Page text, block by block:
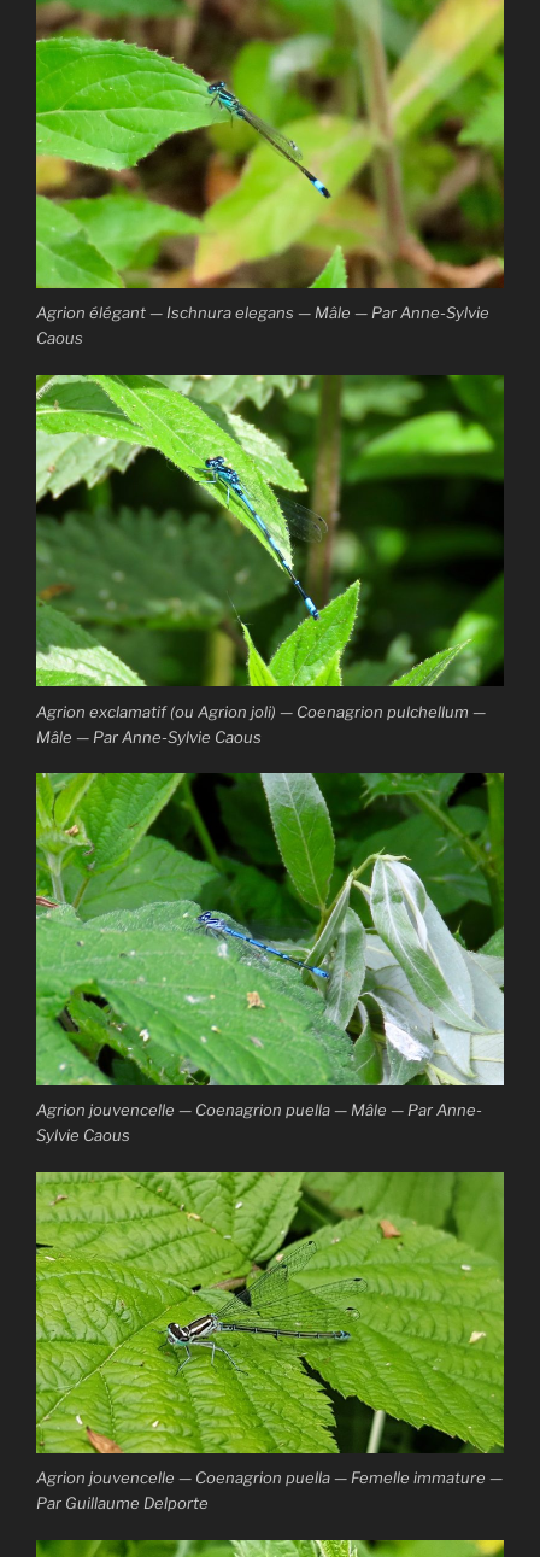
Agrion élégant — Ischnura elegans — Mâle — Par Anne-Sylvie
Caous
Agrion exclamatif (ou Agrion joli) — Coenagrion pulchellum —
Mâle — Par Anne-Sylvie Caous
Agrion jouvencelle — Coenagrion puella — Mâle — Par Anne-
Sylvie Caous
Agrion jouvencelle — Coenagrion puella — Femelle immature —
Par Guillaume Delporte